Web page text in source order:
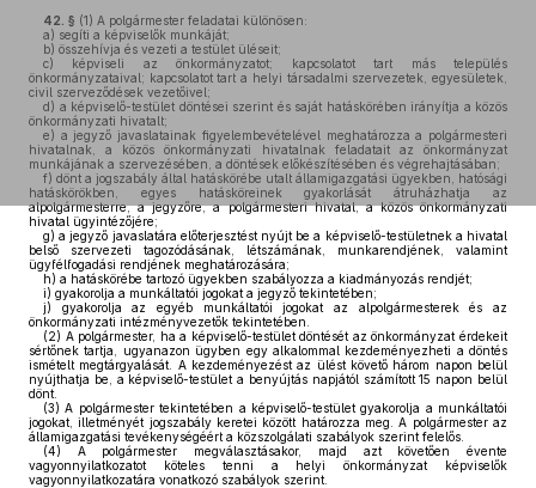
42. § (1) A polgármester feladatai különösen:
a) segíti a képviselők munkáját;
b) összehívja és vezeti a testület üléseit;
c) képviseli az önkormányzatot; kapcsolatot tart más település
önkormányzataival; kapcsolatot tart a helyi társadalmi szervezetek, egyesületek,
civil szerveződések vezetőivel;
d) a képviselő-testület döntései szerint és saját hatáskörében irányítja a közös
önkormányzati hivatalt;
e) a jegyző javaslatainak figyelembevételével meghatározza a polgármesteri
hivatalnak, a közös önkormányzati hivatalnak feladatait az önkormányzat
munkájának a szervezésében, a döntések előkészítésében és végrehajtásában;
f) dönt a jogszabály által hatáskörébe utalt államigazgatási ügyekben, hatósági
hatáskörökben, egyes hatásköreinek gyakorlását átruházhatja az
alpolgármesterre, a jegyzőre, a polgármesteri hivatal, a közös önkormányzati
hivatal ügyintézőjére;
g) a jegyző javaslatára előterjesztést nyújt be a képviselő-testületnek a hivatal
belső szervezeti tagozódásának, létszámának, munkarendjének, valamint
ügyfélfogadási rendjének meghatározására;
h) a hatáskörébe tartozó ügyekben szabályozza a kiadmányozás rendjét;
i) gyakorolja a munkáltatói jogokat a jegyző tekintetében;
j) gyakorolja az egyéb munkáltatói jogokat az alpolgármesterek és az
önkormányzati intézményvezetők tekintetében.
(2) A polgármester, ha a képviselő-testület döntését az önkormányzat érdekeit
sértőnek tartja, ugyanazon ügyben egy alkalommal kezdeményezheti a döntés
ismételt megtárgyalását. A kezdeményezést az ülést követő három napon belül
nyújthatja be, a képviselő-testület a benyújtás napjától számított 15 napon belül
dönt.
(3) A polgármester tekintetében a képviselő-testület gyakorolja a munkáltatói
jogokat, illetményét jogszabály keretei között határozza meg. A polgármester az
államigazgatási tevékenységéért a közszolgálati szabályok szerint felelős.
(4) A polgármester megválasztásakor, majd azt követően évente
vagyonnyilatkozatot köteles tenni a helyi önkormányzat képviselők
vagyonnyilatkozatára vonatkozó szabályok szerint.